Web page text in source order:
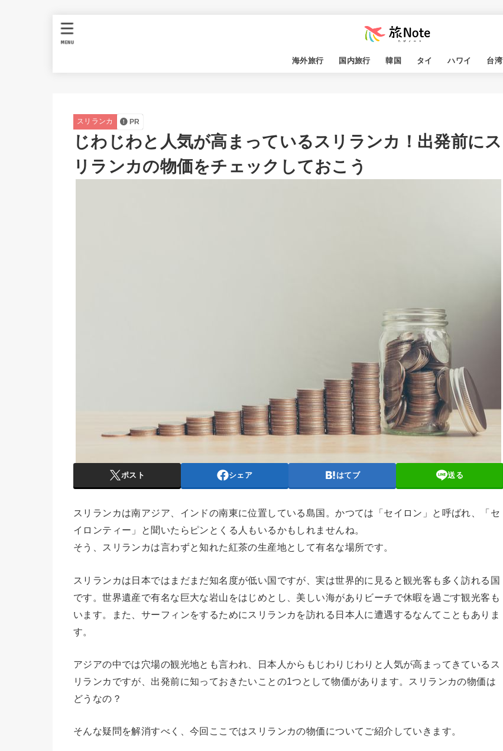
海外旅行 国内旅行 韓国 タイ ハワイ 台湾
MENU
スリランカ PR
じわじわと人気が高まっているスリランカ！出発前にス
リランカの物価をチェックしておこう
ポスト シェア はてブ 送る
スリランカは南アジア、インドの南東に位置している島国。かつては「セイロン」と呼ばれ、「セ
イロンティー」と聞いたらピンとくる人もいるかもしれませんね。
そう、スリランカは言わずと知れた紅茶の生産地として有名な場所です。
スリランカは日本ではまだまだ知名度が低い国ですが、実は世界的に見ると観光客も多く訪れる国
です。世界遺産で有名な巨大な岩山をはじめとし、美しい海がありビーチで休暇を過ごす観光客も
います。また、サーフィンをするためにスリランカを訪れる日本人に遭遇するなんてこともありま
す。
アジアの中では穴場の観光地とも言われ、日本人からもじわりじわりと人気が高まってきているス
リランカですが、出発前に知っておきたいことの1つとして物価があります。スリランカの物価は
どうなの？
そんな疑問を解消すべく、今回ここではスリランカの物価についてご紹介していきます。